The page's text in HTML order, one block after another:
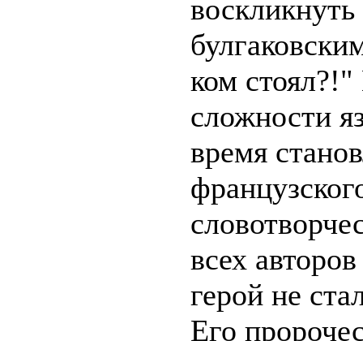
воскликнуть
ком
сложности
время
всех
герой не
Его